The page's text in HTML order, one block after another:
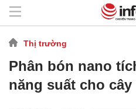
Thị trường
Phân bón nano
năng suất cho cây